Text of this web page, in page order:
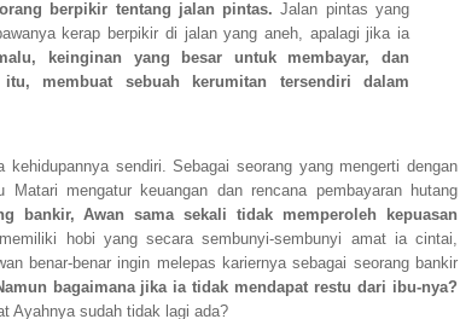
berpikir tentang jalan pintas. Jalan pintas yang
kerap berpikir di jalan yang aneh, apalagi jika ia
keinginan yang besar untuk membayar, dan
membuat sebuah kerumitan tersendiri dalam
sendiri. Sebagai seorang yang mengerti dengan
Matari mengatur keuangan dan rencana pembayaran hutang
bankir, Awan sama sekali tidak memperoleh kepuasan
hobi yang secara sembunyi-sembunyi amat ia cintai,
benar-benar ingin melepas kariernya sebagai seorang bankir
bagaimana jika ia tidak mendapat restu dari ibu-nya?
Ayahnya sudah tidak lagi ada?